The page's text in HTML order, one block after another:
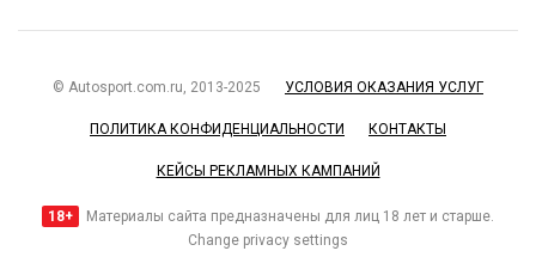
© Autosport.com.ru, 2013-2025 УСЛОВИЯ ОКАЗАНИЯ УСЛУГ
ПОЛИТИКА КОНФИДЕНЦИАЛЬНОСТИ КОНТАКТЫ
КЕЙСЫ РЕКЛАМНЫХ КАМПАНИЙ
18+
Материалы сайта предназначены для лиц 18 лет и старше.
Change privacy settings